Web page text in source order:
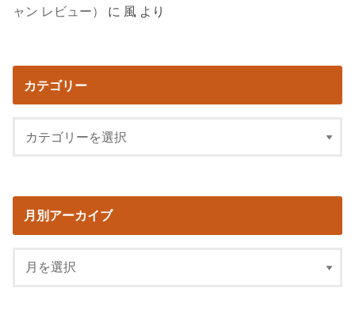
ャン レビュー）
に 風 より
カテゴリー
月別アーカイブ